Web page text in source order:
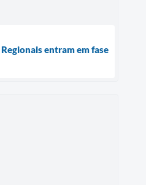
entram em fase